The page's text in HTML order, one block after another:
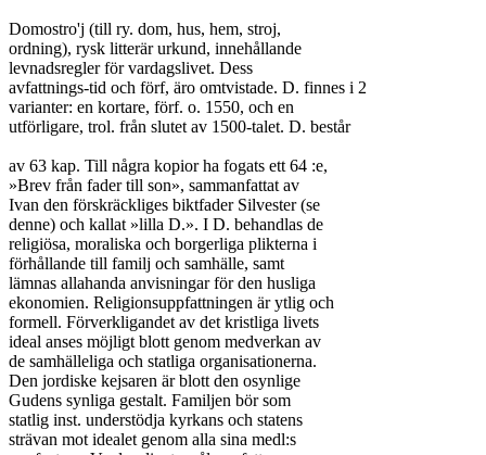
Domostro'j (till ry. dom, hus, hem, stroj,
ordning), rysk litterär urkund, innehållande
levnadsregler för vardagslivet. Dess
avfattnings-tid och förf, äro omtvistade. D. finnes i 2
varianter: en kortare, förf. o. 1550, och en
utförligare, trol. från slutet av 1500-talet. D. består
av 63 kap. Till några kopior ha fogats ett 64 :e,
»Brev från fader till son», sammanfattat av
Ivan den förskräckliges biktfader Silvester (se
denne) och kallat »lilla D.». I D. behandlas de
religiösa, moraliska och borgerliga plikterna i
förhållande till familj och samhälle, samt
lämnas allahanda anvisningar för den husliga
ekonomien. Religionsuppfattningen är ytlig och
formell. Förverkligandet av det kristliga livets
ideal anses möjligt blott genom medverkan av
de samhälleliga och statliga organisationerna.
Den jordiske kejsaren är blott den osynlige
Gudens synliga gestalt. Familjen bör som
statlig inst. understödja kyrkans och statens
strävan mot idealet genom alla sina medl:s